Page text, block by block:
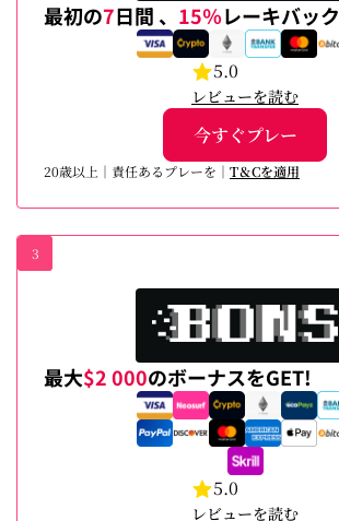
最初の7日間 、 15％レーキバック
5.0
レビューを読む
今すぐプレー
20歳以上｜責任あるプレーを｜ T＆Cを適用
3
最大$2 000のボーナスをGET!
5.0
レビューを読む